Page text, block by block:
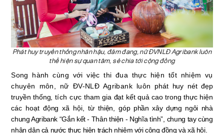
Phát huy truyền thống nhân hậu, đảm đang, nữ ĐVNLĐ Agribank luôn
thể hiện sự quan tâm, sẻ chia tới cộng đồng
Song hành cùng với việc thi đua thực hiện tốt nhiệm vụ
chuyên môn, nữ ĐV-NLĐ Agribank luôn phát huy nét đẹp
truyền thống, tích cựctham gia đạt kết quả cao trong thực hiện
các hoạt động xã hội, từ thiện,góp phần xây dựng ngôi nhà
chung Agribank “Gắn kết - Thân thiện - Nghĩa tình”, chung tay cùng
nhân dân cả nước thực hiện trách nhiệm với cộng đồng và xã hội.